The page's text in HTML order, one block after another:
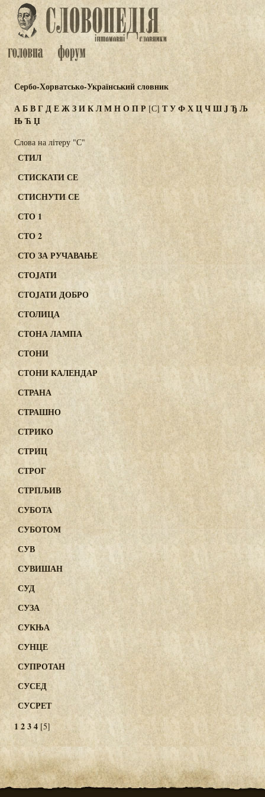
Сербо-Хорватсько-Український словник
АБВГДЕЖЗИКЛМНОПР [С] ТУФХЦЧШJЂЉ
ЊЋЏ
Слова на літеру "С"
СТИЛ
СТИСКАТИ СЕ
СТИСНУТИ СЕ
СТО 1
СТО 2
СТО ЗА РУЧАВАЊЕ
СТОJАТИ
СТОJАТИ ДОБРО
СТОЛИЦА
СТОНА ЛАМПА
СТОНИ
СТОНИ КАЛЕНДАР
СТРАНА
СТРАШНО
СТРИКО
СТРИЦ
СТРОГ
СТРПЉИВ
СУБОТА
СУБОТОМ
СУВ
СУВИШАН
СУД
СУЗА
СУКЊА
СУНЦЕ
СУПРОТАН
СУСЕД
СУСРЕТ
1 234 [5]